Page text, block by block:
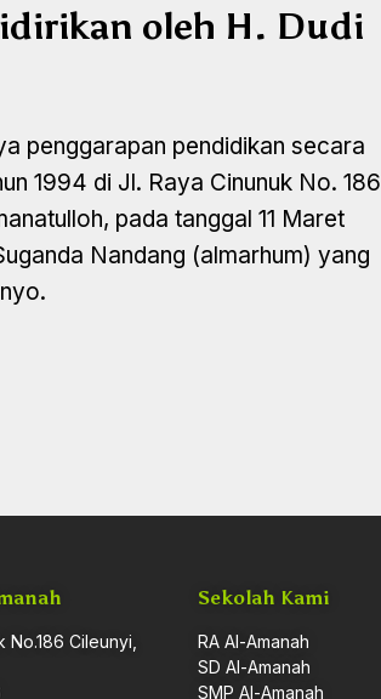
oleh H. Dudi
penggarapan pendidikan secara
1994 di Jl. Raya Cinunuk No. 186
pada tanggal 11 Maret
Nandang (almarhum) yang
No.186 Cileunyi,
Sekolah Kami
RA Al-Amanah
SD Al-Amanah
SMP Al-Amanah